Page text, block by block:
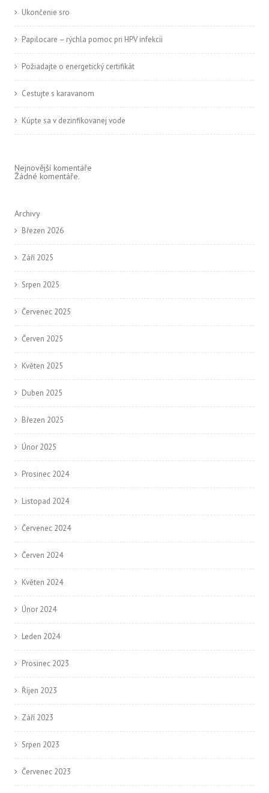
Ukončenie sro
Papilocare – rýchla pomoc pri HPV infekcii
Požiadajte o energetický certifikát
Cestujte s karavanom
Kúpte sa v dezinfikovanej vode
Nejnovější komentáře
Žádné komentáře.
Archivy
Březen 2026
Září 2025
Srpen 2025
Červenec 2025
Červen 2025
Květen 2025
Duben 2025
Březen 2025
Únor 2025
Prosinec 2024
Listopad 2024
Červenec 2024
Červen 2024
Květen 2024
Únor 2024
Leden 2024
Prosinec 2023
Říjen 2023
Září 2023
Srpen 2023
Červenec 2023